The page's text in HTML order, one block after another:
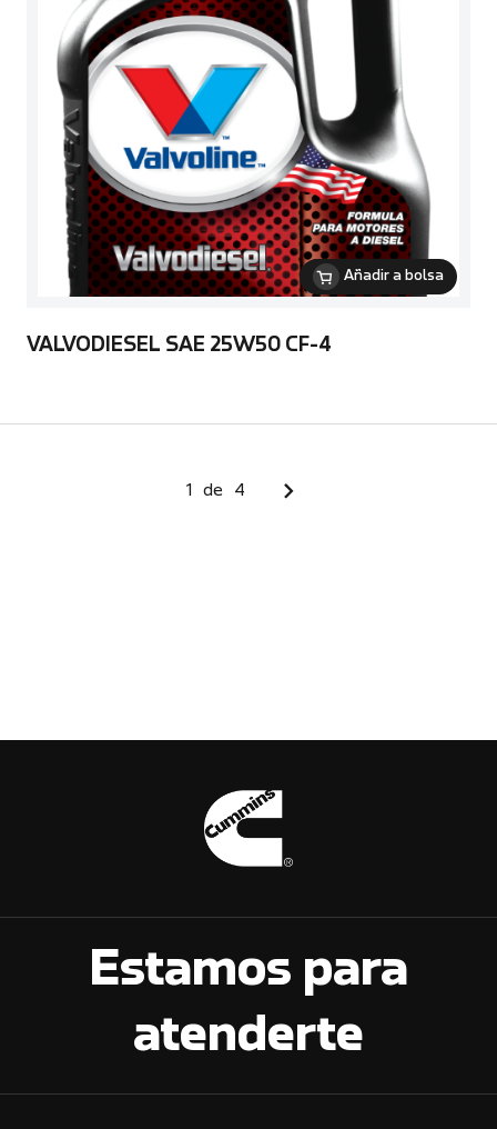
Añadir a bolsa
VALVODIESEL SAE 25W50 CF-4
1 de 4
Estamos para
atenderte